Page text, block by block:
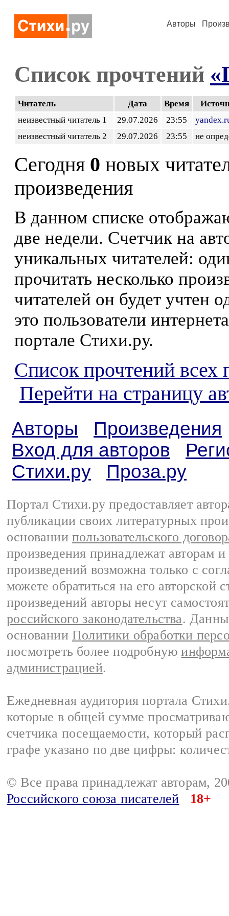
Авторы
Список прочтений
Читатель Дата Время
неизвестный читатель 1
29.07.2026 23:55
неизвестный читатель 2
29.07.2026 23:55 не
Сегодня 0 новых
произведения
В данном списке
две недели. Счетчик на
уникальных читателей:
прочитать несколько
читателей он будет учтен
это пользователи
портале Стихи.ру.
Список прочтений всех
Перейти на страницу
Авторы
Произведения
Вход для авторов
Стихи.ру
Проза.ру
Портал Стихи.ру предоставляет
публикации своих литературных
основании пользовательского
произведения принадлежат авторам
произведений возможна только с
можете обратиться на его авторской
произведений авторы несут
российского законодательства.
основании Политики обработки
посмотреть более подробную
администрацией.
Ежедневная аудитория портала
которые в общей сумме
счетчика посещаемости, который
графе указано по две цифры:
© Все права принадлежат авторам,
Российского союза писателей
18+